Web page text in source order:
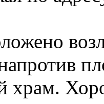
храм.